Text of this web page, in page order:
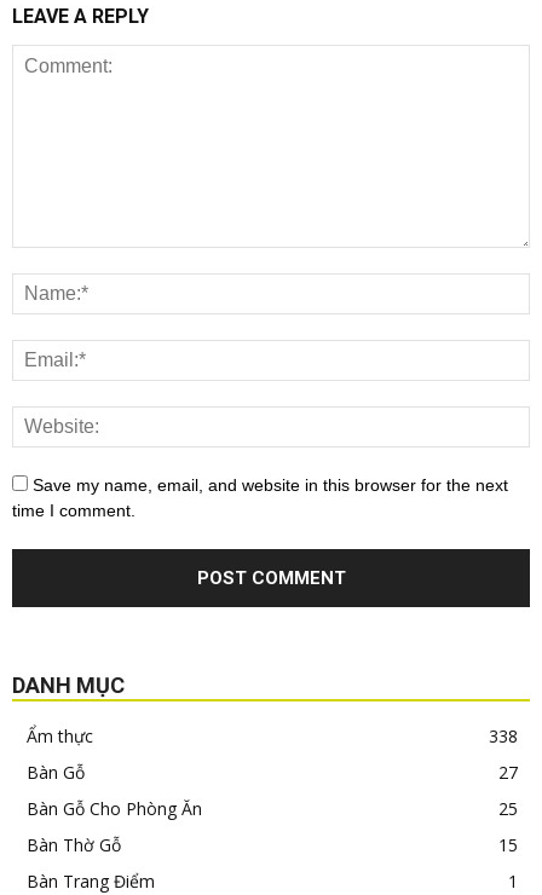
LEAVE A REPLY
Save my name, email, and website in this browser for the next
time I comment.
DANH MỤC
Ẩm thực
338
Bàn Gỗ
27
Bàn Gỗ Cho Phòng Ăn
25
Bàn Thờ Gỗ
15
Bàn Trang Điểm
1